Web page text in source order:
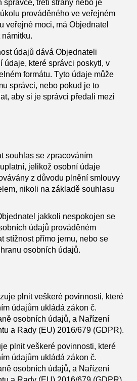
správce, třetí strany nebo je
prováděného ve veřejném
veřejné moci, má Objednatel
údajů dává Objednateli
údaje, které správci poskytl, v
formátu. Tyto údaje může
správci, nebo pokud je to
aby si je správci předali mezi
souhlas se zpracováním
jelikož osobní údaje
z důvodu plnění smlouvy
nikoli na základě souhlasu
jakkoli nespokojen se
údajů prováděném
stížnost přímo jemu, nebo se
osobních údajů.
plnit veškeré povinnosti, které
údajům ukládá zákon č.
osobních údajů, a Nařízení
a Rady (EU) 2016/679 (GDPR).
plnit veškeré povinnosti, které
údajům ukládá zákon č.
osobních údajů, a Nařízení